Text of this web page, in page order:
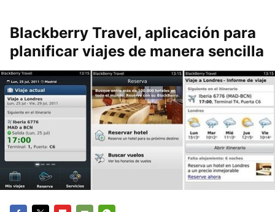
Blackberry Travel, aplicación para
planificar viajes de manera sencilla